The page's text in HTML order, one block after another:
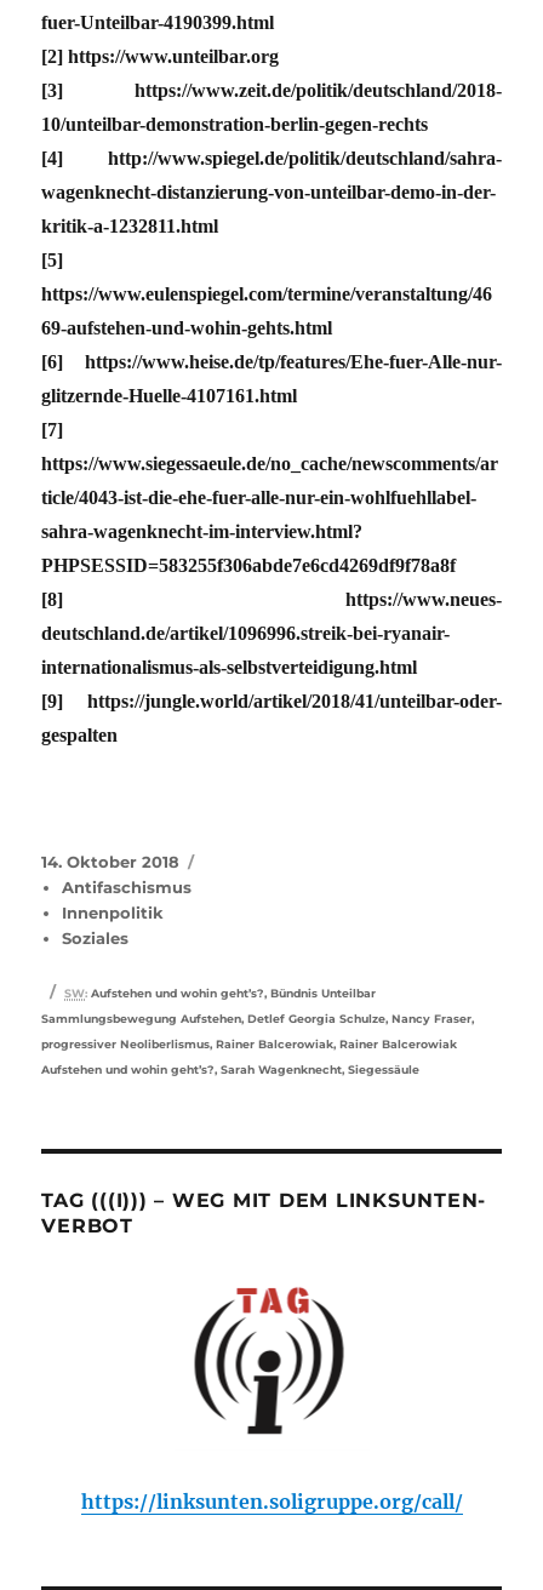
fuer-Unteilbar-4190399.html
[2] https://www.unteilbar.org
[3] https://www.zeit.de/politik/deutschland/2018-
10/unteilbar-demonstration-berlin-gegen-rechts
[4] http://www.spiegel.de/politik/deutschland/sahra-
wagenknecht-distanzierung-von-unteilbar-demo-in-der-
kritik-a-1232811.html
[5]
https://www.eulenspiegel.com/termine/veranstaltung/46
69-aufstehen-und-wohin-gehts.html
[6] https://www.heise.de/tp/features/Ehe-fuer-Alle-nur-
glitzernde-Huelle-4107161.html
[7]
https://www.siegessaeule.de/no_cache/newscomments/ar
ticle/4043-ist-die-ehe-fuer-alle-nur-ein-wohlfuehllabel-
sahra-wagenknecht-im-interview.html?
PHPSESSID=583255f306abde7e6cd4269df9f78a8f
[8] https://www.neues-
deutschland.de/artikel/1096996.streik-bei-ryanair-
internationalismus-als-selbstverteidigung.html
[9] https://jungle.world/artikel/2018/41/unteilbar-oder-
gespalten
Veröffentlicht
am
14. Oktober 2018
Antifaschismus
Innenpolitik
Soziales
Schlagwörter
SW: Aufstehen und wohin geht’s?,Bündnis Unteilbar
Sammlungsbewegung Aufstehen,Detlef Georgia Schulze,Nancy Fraser,
progressiver Neoliberlismus,Rainer Balcerowiak,Rainer Balcerowiak
Aufstehen und wohin geht’s?,Sarah Wagenknecht,Siegessäule
TAG (((I))) – WEG MIT DEM LINKSUNTEN-
VERBOT
https://linksunten.soligruppe.org/call/